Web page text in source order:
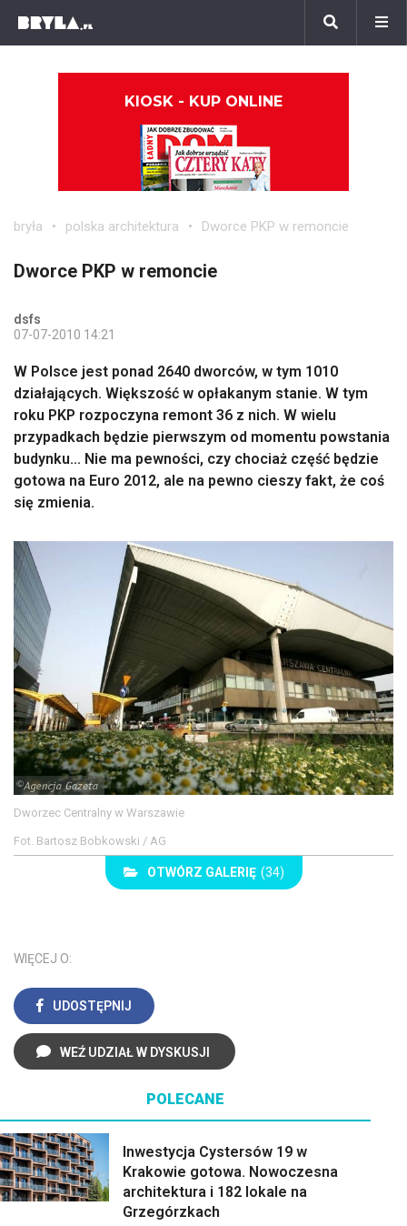
KIOSK - KUP ONLINE
bryła polska architektura Dworce PKP w remoncie
Dworce PKP w remoncie
dsfs
07-07-2010 14:21
W Polsce jest ponad 2640 dworców, w tym 1010
działających. Większość w opłakanym stanie. W tym
roku PKP rozpoczyna remont 36 z nich. W wielu
przypadkach będzie pierwszym od momentu powstania
budynku... Nie ma pewności, czy chociaż część będzie
gotowa na Euro 2012, ale na pewno cieszy fakt, że coś
się zmienia.
Dworzec Centralny w Warszawie
Fot. Bartosz Bobkowski / AG
OTWÓRZ GALERIĘ (34)
WIĘCEJ O:
UDOSTĘPNIJ
WEŹ UDZIAŁ W DYSKUSJI
POLECANE
Inwestycja Cystersów 19 w
Krakowie gotowa. Nowoczesna
architektura i 182 lokale na
Grzegórzkach